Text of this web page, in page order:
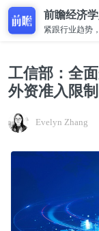
前瞻经济
紧跟行业趋势
工信部：全
外资准入限制
Evelyn Zhang